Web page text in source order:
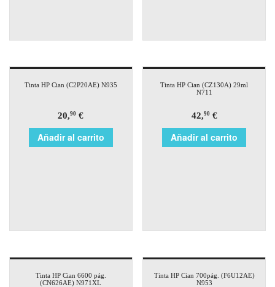
Tinta HP Cian (C2P20AE) N935
20,90 €
Añadir al carrito
Tinta HP Cian (CZ130A) 29ml
N711
42,90€
Añadir al carrito
Tinta HP Cian 6600 pág.
(CN626AE) N971XL
Tinta HP Cian 700pág. (F6U12AE)
N953